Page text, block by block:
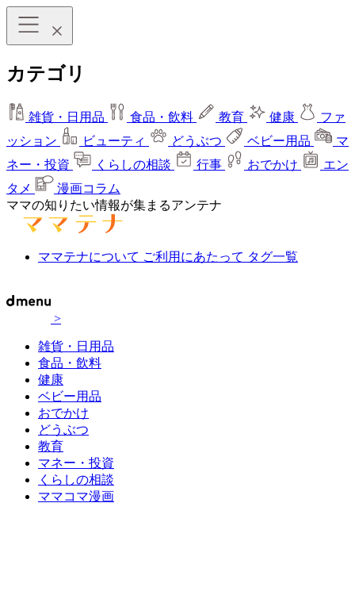
カテゴリ
雑貨・日用品 食品・飲料 教育 健康
ファ
ッション
ビューティ どうぶつ ベビー用品
マ
ネー・投資
くらしの相談 行事 おでかけ
エン
タメ
漫画コラム
ママの知りたい情報が集まるアンテナ
ママテナについて ご利用にあたって タグ一覧
>
雑貨・日用品
食品・飲料
健康
ベビー用品
おでかけ
どうぶつ
教育
マネー・投資
くらしの相談
ママコマ漫画